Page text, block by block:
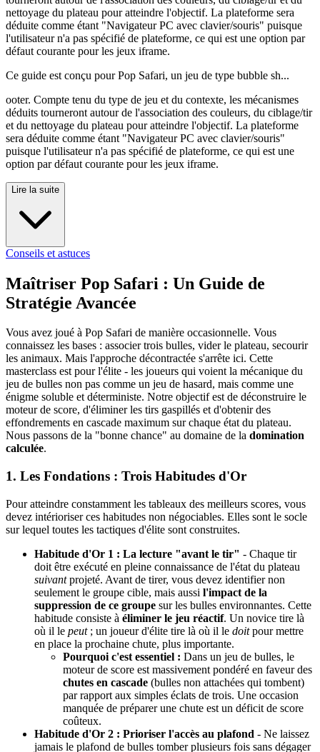
nettoyage du plateau pour atteindre l'objectif. La plateforme sera
déduite comme étant "Navigateur PC avec clavier/souris" puisque
l'utilisateur n'a pas spécifié de plateforme, ce qui est une option par
défaut courante pour les jeux iframe.
Ce guide est conçu pour Pop Safari, un jeu de type bubble sh...
ooter. Compte tenu du type de jeu et du contexte, les mécanismes
déduits tourneront autour de l'association des couleurs, du ciblage/tir
et du nettoyage du plateau pour atteindre l'objectif. La plateforme
sera déduite comme étant "Navigateur PC avec clavier/souris"
puisque l'utilisateur n'a pas spécifié de plateforme, ce qui est une
option par défaut courante pour les jeux iframe.
Lire la suite
Conseils et astuces
Maîtriser Pop Safari : Un Guide de
Stratégie Avancée
Vous avez joué à Pop Safari de manière occasionnelle. Vous
connaissez les bases : associer trois bulles, vider le plateau, secourir
les animaux. Mais l'approche décontractée s'arrête ici. Cette
masterclass est pour l'élite - les joueurs qui voient la mécanique du
jeu de bulles non pas comme un jeu de hasard, mais comme une
énigme soluble et déterministe. Notre objectif est de déconstruire le
moteur de score, d'éliminer les tirs gaspillés et d'obtenir des
effondrements en cascade maximum sur chaque état du plateau.
Nous passons de la "bonne chance" au domaine de la domination
calculée.
1. Les Fondations : Trois Habitudes d'Or
Pour atteindre constamment les tableaux des meilleurs scores, vous
devez intérioriser ces habitudes non négociables. Elles sont le socle
sur lequel toutes les tactiques d'élite sont construites.
Habitude d'Or 1 : La lecture "avant le tir" - Chaque tir
doit être exécuté en pleine connaissance de l'état du plateau
suivantprojeté. Avant de tirer, vous devez identifier non
seulement le groupe cible, mais aussi l'impact de la
suppression de ce groupe sur les bulles environnantes. Cette
habitude consiste à éliminer le jeu réactif. Un novice tire là
où il le peut; un joueur d'élite tire là où il le doitpour mettre
en place la prochaine chute, plus importante.
Pourquoi c'est essentiel : Dans un jeu de bulles, le
moteur de score est massivement pondéré en faveur des
chutes en cascade (bulles non attachées qui tombent)
par rapport aux simples éclats de trois. Une occasion
manquée de préparer une chute est un déficit de score
coûteux.
Habitude d'Or 2 : Prioriser l'accès au plafond - Ne laissez
jamais le plafond de bulles tomber plusieurs fois sans dégager